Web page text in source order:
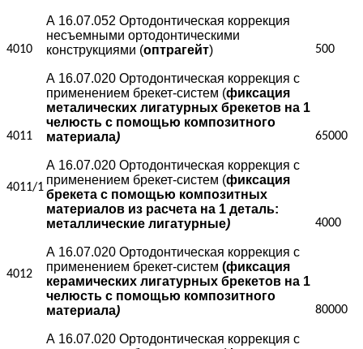
4010
А 16.07.052 Ортодонтическая коррекция
несъемными ортодонтическими
конструкциями (оптрагейт) 500
4011
А 16.07.020 Ортодонтическая коррекция с
применением брекет-систем (фиксация
металических лигатурных брекетов на 1
челюсть с помощью композитного
материала) 65000
4011/1
А 16.07.020 Ортодонтическая коррекция с
применением брекет-систем (фиксация
брекета с помощью композитных
материалов из расчета на 1 деталь:
металлические лигатурные) 4000
4012
А 16.07.020 Ортодонтическая коррекция с
применением брекет-систем (фиксация
керамических лигатурных брекетов на 1
челюсть с помощью композитного
материала) 80000
А 16.07.020 Ортодонтическая коррекция с